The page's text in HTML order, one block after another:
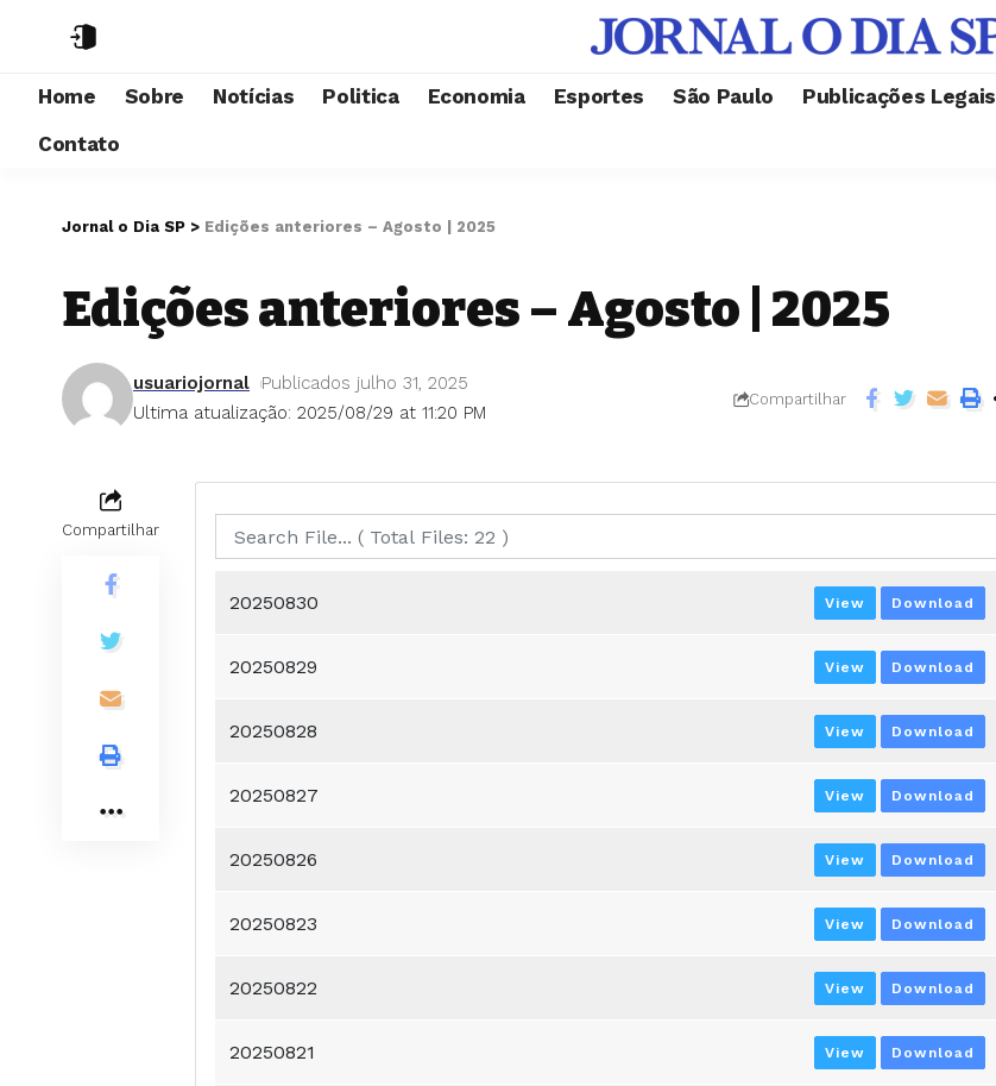
Home Sobre Notícias Politica Economia Esportes São Paulo Publicações Legais
Contato
Jornal o Dia SP > Edições anteriores – Agosto | 2025
Edições anteriores – Agosto | 2025
Ultima atualização: 2025/08/29 at 11:20 PM
usuariojornal Publicados julho 31, 2025
Compartilhar
Compartilhar
20250830 View Download
20250829 View Download
20250828 View Download
20250827 View Download
20250826 View Download
20250823 View Download
20250822 View Download
20250821 View Download